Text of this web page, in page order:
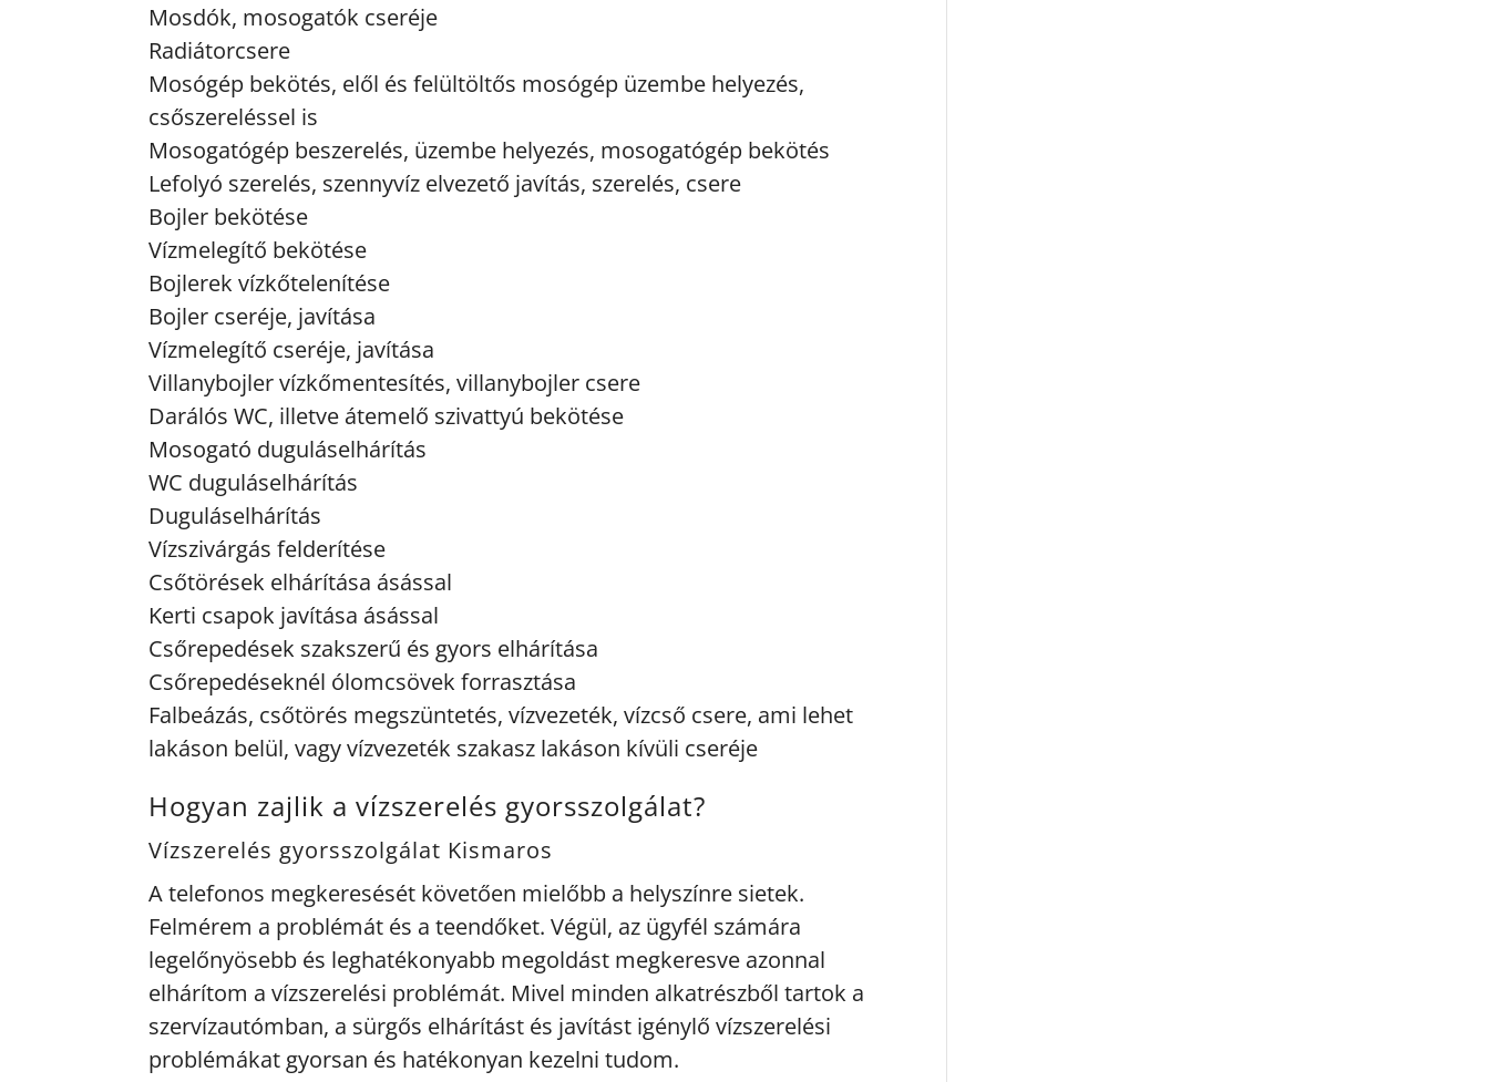
Mosdók, mosogatók cseréje
Radiátorcsere
Mosógép bekötés, elől és felültöltős mosógép üzembe helyezés,
csőszereléssel is
Mosogatógép beszerelés, üzembe helyezés, mosogatógép bekötés
Lefolyó szerelés, szennyvíz elvezető javítás, szerelés, csere
Bojler bekötése
Vízmelegítő bekötése
Bojlerek vízkőtelenítése
Bojler cseréje, javítása
Vízmelegítő cseréje, javítása
Villanybojler vízkőmentesítés, villanybojler csere
Darálós WC, illetve átemelő szivattyú bekötése
Mosogató duguláselhárítás
WC duguláselhárítás
Duguláselhárítás
Vízszivárgás felderítése
Csőtörések elhárítása ásással
Kerti csapok javítása ásással
Csőrepedések szakszerű és gyors elhárítása
Csőrepedéseknél ólomcsövek forrasztása
Falbeázás, csőtörés megszüntetés, vízvezeték, vízcső csere, ami lehet
lakáson belül, vagy vízvezeték szakasz lakáson kívüli cseréje
Hogyan zajlik a vízszerelés gyorsszolgálat?
Vízszerelés gyorsszolgálat Kismaros
A telefonos megkeresését követően mielőbb a helyszínre sietek.
Felmérem a problémát és a teendőket. Végül, az ügyfél számára
legelőnyösebb és leghatékonyabb megoldást megkeresve azonnal
elhárítom a vízszerelési problémát. Mivel minden alkatrészből tartok a
szervízautómban, a sürgős elhárítást és javítást igénylő vízszerelési
problémákat gyorsan és hatékonyan kezelni tudom.